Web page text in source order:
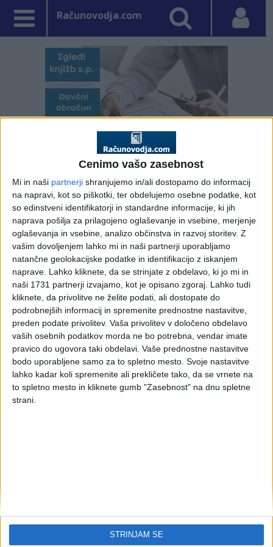
Cenimo vašo zasebnost
Mi in naši partnerji shranjujemo in/ali dostopamo do informacij
na napravi, kot so piškotki, ter obdelujemo osebne podatke, kot
so edinstveni identifikatorji in standardne informacije, ki jih
naprava pošilja za prilagojeno oglaševanje in vsebine, merjenje
oglaševanja in vsebine, analizo občinstva in razvoj storitev. Z
vašim dovoljenjem lahko mi in naši partnerji uporabljamo
natančne geolokacijske podatke in identifikacijo z iskanjem
naprave. Lahko kliknete, da se strinjate z obdelavo, ki jo mi in
naši 1731 partnerji izvajamo, kot je opisano zgoraj. Lahko tudi
kliknete, da privolitve ne želite podati, ali dostopate do
podrobnejših informacij in spremenite prednostne nastavitve,
preden podate privolitev. Vaša privolitev v določeno obdelavo
vaših osebnih podatkov morda ne bo potrebna, vendar imate
pravico do ugovora taki obdelavi. Vaše prednostne nastavitve
bodo uporabljene samo za to spletno mesto. Svoje nastavitve
lahko kadar koli spremenite ali prekličete tako, da se vrnete na
to spletno mesto in kliknete gumb "Zasebnost" na dnu spletne
strani.
STRINJAM SE
Računovodja.com
PRVA STRAN DDV - DAVEK NA DODANO VREDNOST
Vpisano: 13. december 2010 ob 16:6
Prevozi bolnikov na
dializo
Pojasnilo DURS, št. 4230-401/2010-2, 29. 11. 2010
Po pojasnilu SURS spada storitev prevoza dializnih bolnikov
z reševalnim vozilom v šifro SKD: Q/86.909. V zvezi s
priznavanjem oprostitve iz 15. točke prvega odstavka 42.
člena ZDDV-1 ni pomembno, ali je bolnik v takem stanju, da
potrebuje prevoz z reševalnim prevozom ali ne, ampak da je
prevoz opravljen z reševalnim vozilom. Tako je storitev
oprostitev plačila DDV v skladu s 15. točko prvega odstavka
42. člena ZDDV-1 ni mogoča.